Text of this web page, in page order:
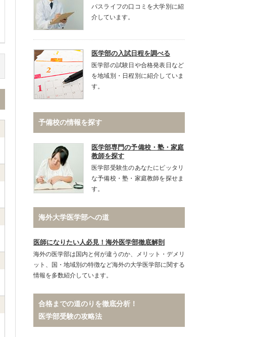
パスライフの口コミを大学別に紹
介しています。
医学部の入試日程を調べる
医学部の試験日や合格発表日など
を地域別・日程別に紹介していま
す。
予備校の情報を探す
医学部専門の予備校・塾・家庭
教師を探す
医学部受験生のあなたにピッタリ
な予備校・塾・家庭教師を探せま
す。
海外大学医学部への道
医師になりたい人必見！海外医学部徹底解剖
海外の医学部は国内と何が違うのか、メリット・デメリ
ット、国・地域別の特徴など海外の大学医学部に関する
情報を多数紹介しています。
合格までの道のりを徹底分析！
医学部受験の攻略法